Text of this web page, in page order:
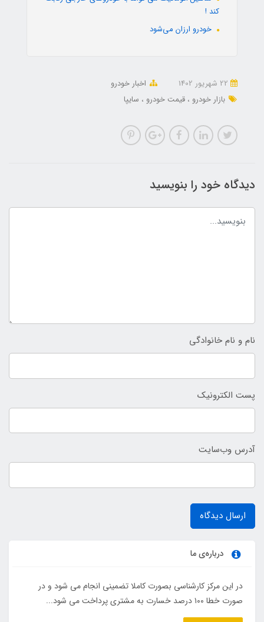
کند !
خودرو ارزان می‌شود
اخبار خودرو
بازار خودرو
قیمت خودرو سایپا
دیدگاه خود را بنویسید
نام و نام خانوادگی
پست الکترونیک
آدرس وب‌سایت
ارسال دیدگاه
درباره‌ی ما
در این مرکز کارشناسی بصورت کاملا تضمینی انجام می شود و در
صورت خطا ۱۰۰ درصد خسارت به مشتری پرداخت می شود...